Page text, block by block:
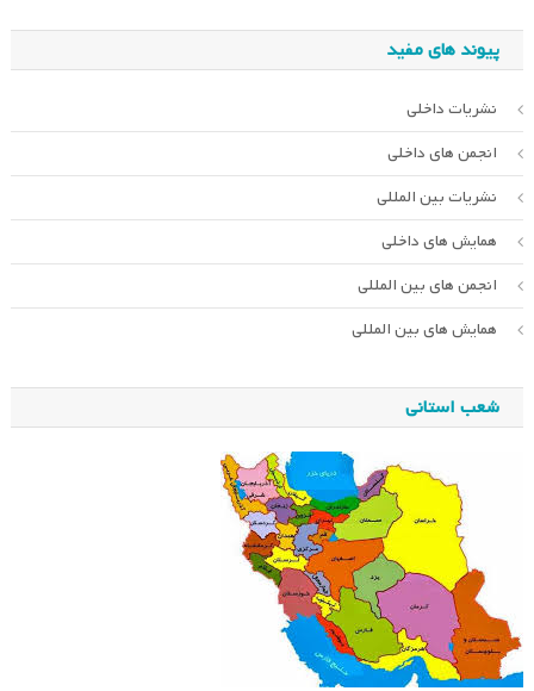
پیوند های مفید
نشریات داخلی
انجمن های داخلی
نشریات بین المللی
همایش های داخلی
انجمن های بین المللی
همایش های بین المللی
شعب استانی